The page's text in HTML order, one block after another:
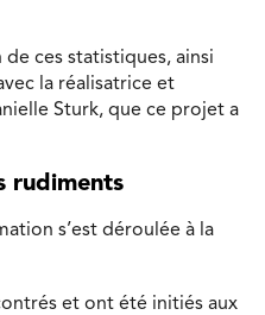
de ces statistiques, ainsi
la réalisatrice et
Sturk, que ce projet a
rudiments
s’est déroulée à la
et ont été initiés aux